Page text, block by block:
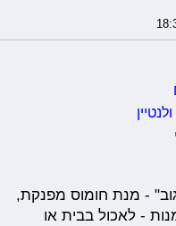
- מנת חומוס מפנקת,
- לאכול בבית או